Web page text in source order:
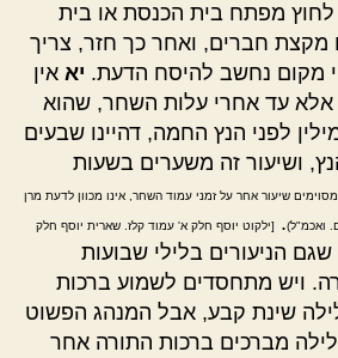
מפתח בית הכנסת או בית
מקצת חברים, ואחר כך חזר, צריך
מקום נחשב להיסח הדעת. יא אין
אלא עד אחרי עלות השחר, שהוא
לפני הנץ החמה, דהיינו שבעים
ושיעור זה משערים בשעות
שיעור אחר על זמני עמוד השחר, אינו מכוון לדעת מרן
ואכמ"ל). [ילקוט יוסף חלק א' עמוד קלז. שארית יוסף חלק
שגם הניעורים בלילי שבועות
ויש מתחסדים לשמוע ברכות
שינת קבע, אבל המנהג הפשוט
מברכים ברכות התורה אחר